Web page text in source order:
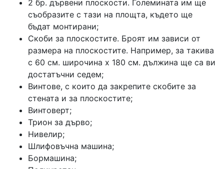
2 бр. дървени плоскости. Големината им ще
съобразите с тази на площта, където ще
бъдат монтирани;
Скоби за плоскостите. Броят им зависи от
размера на плоскостите. Например, за такива
с 60 см. широчина х 180 см. дължина ще са ви
достатъчни седем;
Винтове, с които да закрепите скобите за
стената и за плоскостите;
Винтоверт;
Трион за дърво;
Нивелир;
Шлифовъчна машина;
Бормашина;